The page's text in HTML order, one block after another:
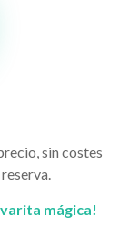
sin costes
varita mágica!